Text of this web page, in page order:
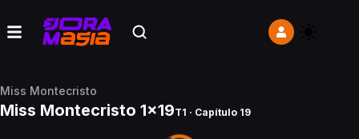
Miss Montecristo
Miss Montecristo 1x19T1 · Capítulo 19